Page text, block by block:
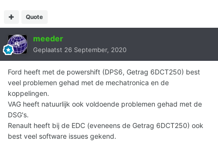
Quote
meeder
Geplaatst 26 September, 2020
Ford heeft met de powershift (DPS6, Getrag 6DCT250) best
veel problemen gehad met de mechatronica en de
koppelingen.
VAG heeft natuurlijk ook voldoende problemen gehad met de
DSG's.
Renault heeft bij de EDC (eveneens de Getrag 6DCT250) ook
best veel software issues gekend.